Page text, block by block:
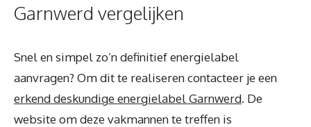
Garnwerd vergelijken
Snel en simpel zo’n definitief energielabel
aanvragen? Om dit te realiseren contacteer je een
erkend deskundige energielabel Garnwerd. De
website om deze vakmannen te treffen is